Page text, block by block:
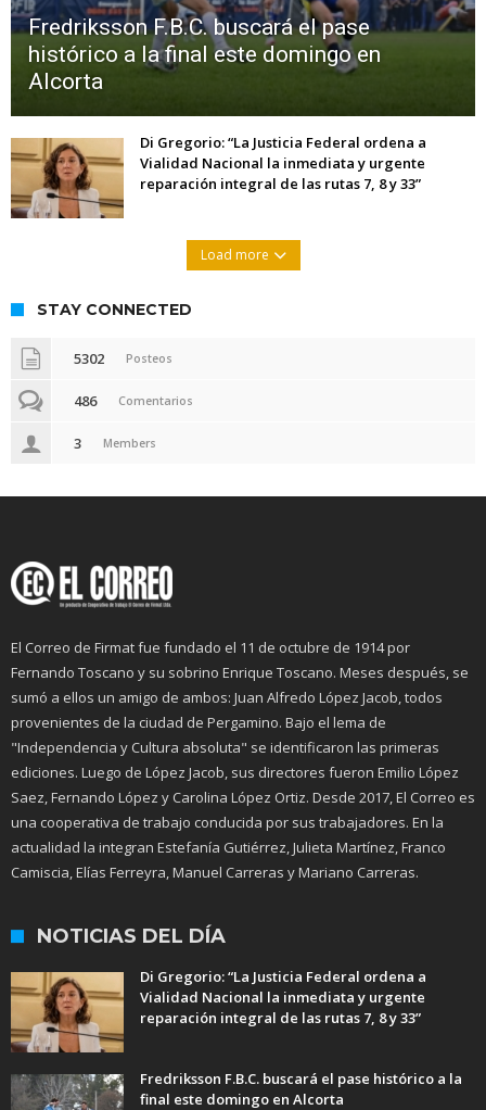
Fredriksson F.B.C. buscará el pase
histórico a la final este domingo en
Alcorta
Di Gregorio: “La Justicia Federal ordena a
Vialidad Nacional la inmediata y urgente
reparación integral de las rutas 7, 8 y 33”
Load more
STAY CONNECTED
5302 Posteos
486 Comentarios
3 Members
El Correo de Firmat fue fundado el 11 de octubre de 1914 por
Fernando Toscano y su sobrino Enrique Toscano. Meses después, se
sumó a ellos un amigo de ambos: Juan Alfredo López Jacob, todos
provenientes de la ciudad de Pergamino. Bajo el lema de
"Independencia y Cultura absoluta" se identificaron las primeras
ediciones. Luego de López Jacob, sus directores fueron Emilio López
Saez, Fernando López y Carolina López Ortiz. Desde 2017, El Correo es
una cooperativa de trabajo conducida por sus trabajadores. En la
actualidad la integran Estefanía Gutiérrez, Julieta Martínez, Franco
Camiscia, Elías Ferreyra, Manuel Carreras y Mariano Carreras.
NOTICIAS DEL DÍA
Di Gregorio: “La Justicia Federal ordena a
Vialidad Nacional la inmediata y urgente
reparación integral de las rutas 7, 8 y 33”
Fredriksson F.B.C. buscará el pase histórico a la
final este domingo en Alcorta